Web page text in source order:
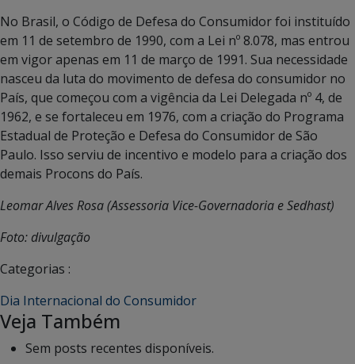
No Brasil, o Código de Defesa do Consumidor foi instituído
em 11 de setembro de 1990, com a Lei nº 8.078, mas entrou
em vigor apenas em 11 de março de 1991. Sua necessidade
nasceu da luta do movimento de defesa do consumidor no
País, que começou com a vigência da Lei Delegada nº 4, de
1962, e se fortaleceu em 1976, com a criação do Programa
Estadual de Proteção e Defesa do Consumidor de São
Paulo. Isso serviu de incentivo e modelo para a criação dos
demais Procons do País.
Leomar Alves Rosa (Assessoria Vice-Governadoria e Sedhast)
Foto: divulgação
Categorias :
Dia Internacional do Consumidor
Veja Também
Sem posts recentes disponíveis.